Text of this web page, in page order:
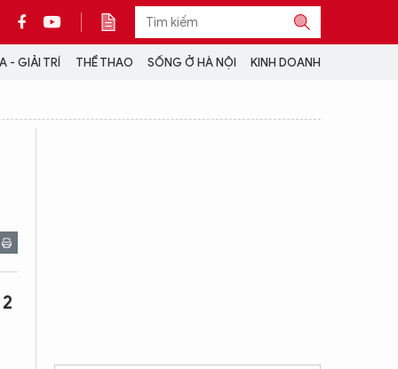
- GIẢI TRÍ THỂ THAO SỐNG Ở HÀ NỘI KINH DOANH